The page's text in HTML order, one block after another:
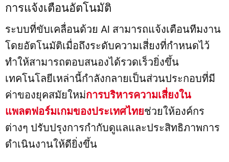
การแจ้งเตือนอัตโนมัติ
ระบบที่ขับเคลื่อนด้วย AI สามารถแจ้งเตือนทีมงาน
โดยอัตโนมัติเมื่อถึงระดับความเสี่ยงที่กำหนดไว้
ทำให้สามารถตอบสนองได้รวดเร็วยิ่งขึ้น
เทคโนโลยีเหล่านี้กำลังกลายเป็นส่วนประกอบที่มี
ค่าของยุคสมัยใหม่การบริหารความเสี่ยงใน
แพลตฟอร์มเกมของประเทศไทยช่วยให้องค์กร
ต่างๆ ปรับปรุงการกำกับดูแลและประสิทธิภาพการ
ดำเนินงานให้ดียิ่งขึ้น